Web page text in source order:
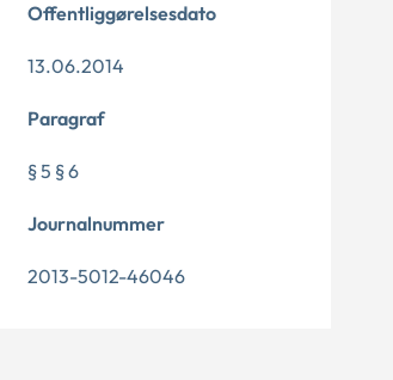
Offentliggørelsesdato
13.06.2014
Paragraf
§ 5 § 6
Journalnummer
2013-5012-46046